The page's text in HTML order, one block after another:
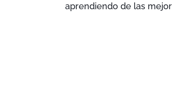
aprendiendo de las